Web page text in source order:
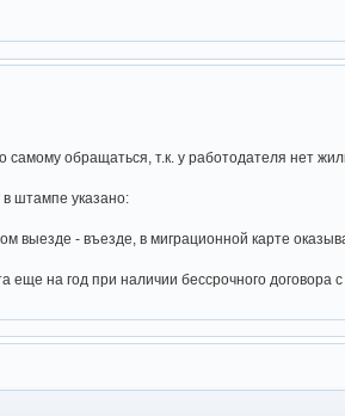
обращаться, т.к. у работодателя нет
штампе указано:
- въезде, в миграционной карте
на год при наличии бессрочного договора